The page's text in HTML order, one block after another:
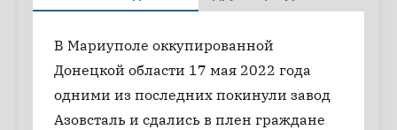
В Мариуполе оккупированной
Донецкой области 17 мая 2022 года
одними из последних покинули завод
Азовсталь и сдались в плен граждане